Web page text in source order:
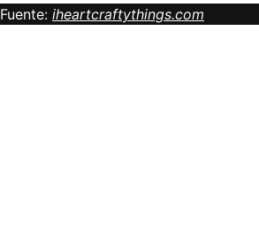
Fuente: iheartcraftythings.com